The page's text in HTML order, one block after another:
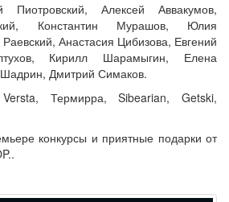
Пиотровский, Алексей Аввакумов,
Константин Мурашов, Юлия
Анастасия Цибизова, Евгений
Кирилл Шарамыгин, Елена
Дмитрий Симаков.
Термирра, Sibearian, Getski,
конкурсы и приятные подарки от